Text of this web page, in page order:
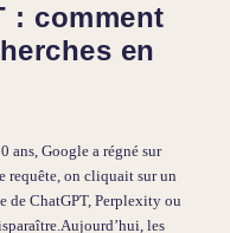
: comment
en
ans, Google a régné sur
requête, on cliquait sur un
de ChatGPT, Perplexity ou
les